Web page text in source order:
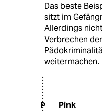
Das beste
sitzt im
Allerdings
Verbrechen
weitermachen.
P Pink